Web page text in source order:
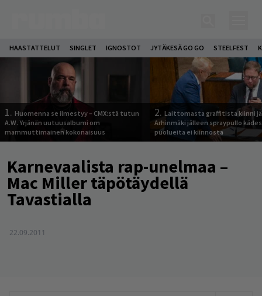
HAASTATTELUT SINGLET IGNOSTOT JYTÄKESÄ GO GO STEELFEST
1. Huomenna se ilmestyy – CMX:stä tutun
A.W. Yrjänän uutuusalbumi om
mammuttimainen kokonaisuus
2. Laittomasta graffitista kiinni
Arhinmäki jälleen spraypullo
puolueita ei kiinnosta
Karnevaalista rap-unelmaa –
Mac Miller täpötäydellä
Tavastialla
22.09.2011